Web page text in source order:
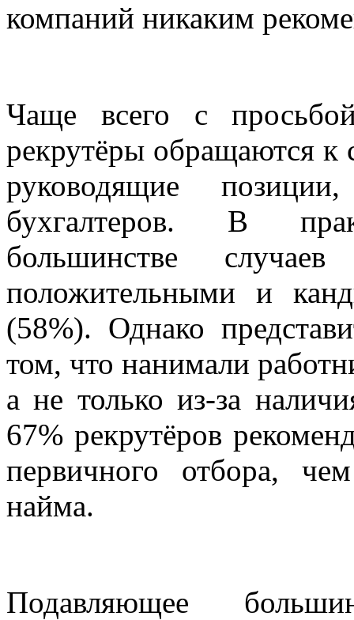
компаний никаким
Чаще всего с
рекрутёры обращаются к
руководящие
бухгалтеров. В
большинстве случаев
положительными и
(58%). Однако
том, что нанимали
а не только из-за
67% рекрутёров
первичного отбора,
найма.
Подавляющее